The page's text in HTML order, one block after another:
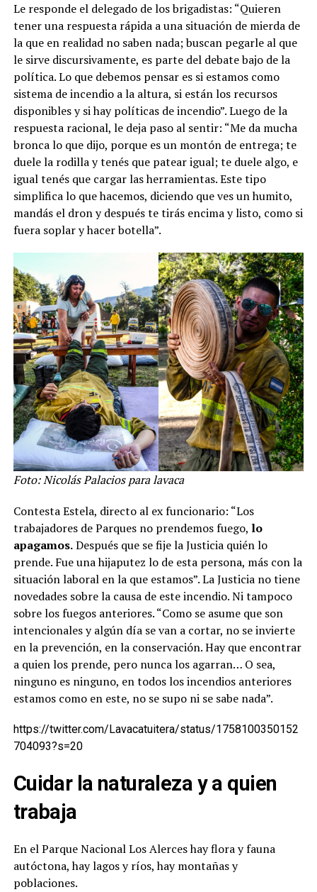
Le responde el delegado de los brigadistas: “Quieren
tener una respuesta rápida a una situación de mierda de
la que en realidad no saben nada; buscan pegarle al que
le sirve discursivamente, es parte del debate bajo de la
política. Lo que debemos pensar es si estamos como
sistema de incendio a la altura, si están los recursos
disponibles y si hay políticas de incendio”. Luego de la
respuesta racional, le deja paso al sentir: “Me da mucha
bronca lo que dijo, porque es un montón de entrega; te
duele la rodilla y tenés que patear igual; te duele algo, e
igual tenés que cargar las herramientas. Este tipo
simplifica lo que hacemos, diciendo que ves un humito,
mandás el dron y después te tirás encima y listo, como si
fuera soplar y hacer botella”.
Foto: Nicolás Palacios para lavaca
Contesta Estela, directo al ex funcionario: “Los
trabajadores de Parques no prendemos fuego, lo
apagamos.Después que se fije la Justicia quién lo
prende. Fue una hijaputez lo de esta persona, más con la
situación laboral en la que estamos”. La Justicia no tiene
novedades sobre la causa de este incendio. Ni tampoco
sobre los fuegos anteriores. “Como se asume que son
intencionales y algún día se van a cortar, no se invierte
en la prevención, en la conservación. Hay que encontrar
a quien los prende, pero nunca los agarran… O sea,
ninguno es ninguno, en todos los incendios anteriores
estamos como en este, no se supo ni se sabe nada”.
https://twitter.com/Lavacatuitera/status/1758100350152
704093?s=20
Cuidar la naturaleza y a quien
trabaja
En el Parque Nacional Los Alerces hay flora y fauna
autóctona, hay lagos y ríos, hay montañas y
poblaciones.